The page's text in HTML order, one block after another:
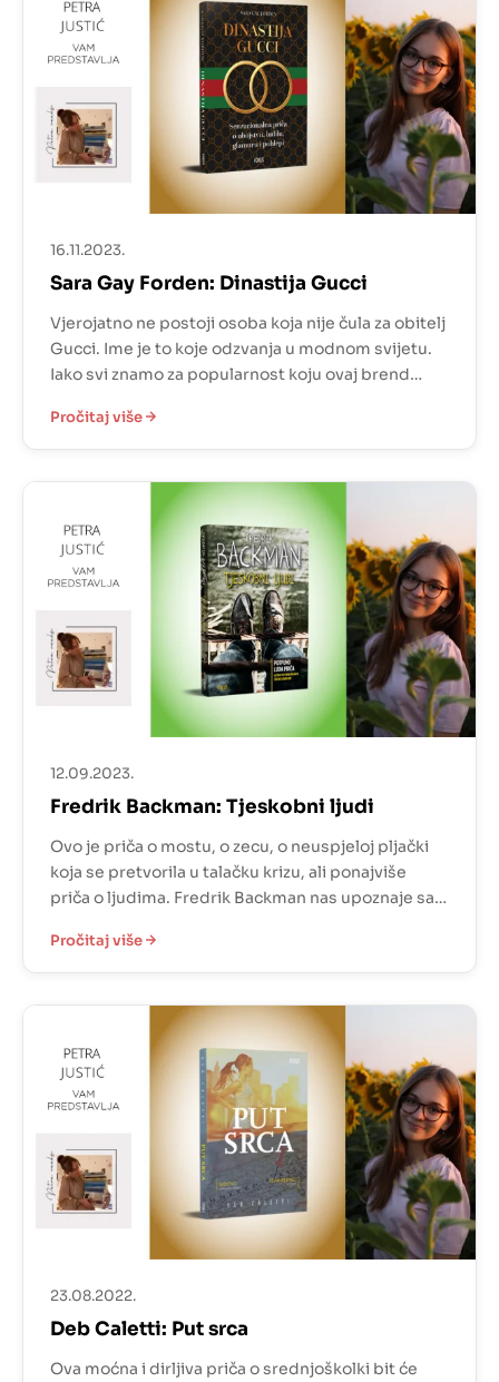
16.11.2023.
Sara Gay Forden: Dinastija Gucci
Vjerojatno ne postoji osoba koja nije čula za obitelj
Gucci. Ime je to koje odzvanja u modnom svijetu.
Iako svi znamo za popularnost koju ovaj brend
znala. Velike obiteljske drame i razdori, borba i
želja za vlašću temelj su cijele radnje.
„Senzacionalna priča o ubojstvu, ludilu, glamuru
Pročitaj više
12.09.2023.
Fredrik Backman: Tjeskobni ljudi
Ovo je priča o mostu, o zecu, o neuspjeloj pljački
koja se pretvorila u talačku krizu, ali ponajviše
priča o ljudima. Fredrik Backman nas upoznaje sa
stana. U taj stan, nakon neuspjele pljačke banke
upada pljačkaš te započinje talačka kriza. Zgradu
Pročitaj više
23.08.2022.
Deb Caletti: Put srca
Ova moćna i dirljiva priča o srednjoškolki bit će